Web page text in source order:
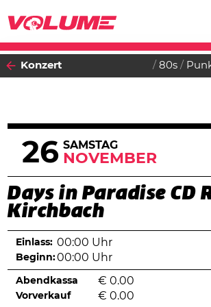
Konzert 80s
26 SAMSTAG
NOVEMBER
Days in Paradise CD
Kirchbach
Einlass: 00:00 Uhr
Beginn:00:00 Uhr
Abendkassa € 0.00
Vorverkauf € 0.00